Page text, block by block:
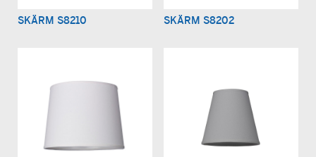
SKÄRM S8210 SKÄRM S8202